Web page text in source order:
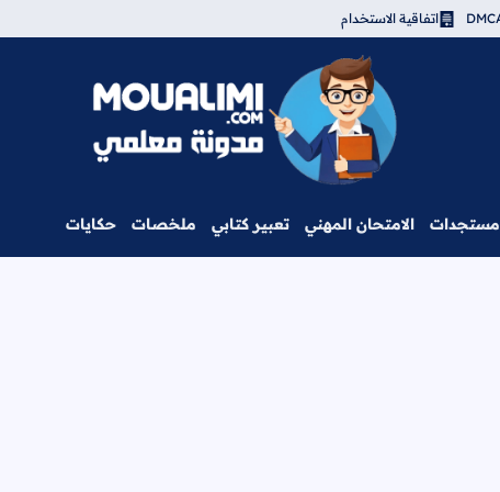
اتفاقية الاستخدام
مدونة معلمي
مستجدات الامتحان المهني تعبير كتابي ملخصات حكايات